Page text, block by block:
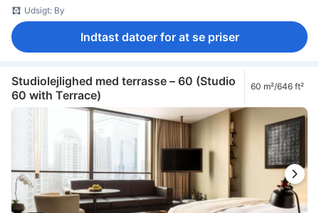
Udsigt: By
Indtast datoer for at se priser
Studiolejlighed med terrasse – 60 (Studio
60 with Terrace)
60 m²/646 ft²